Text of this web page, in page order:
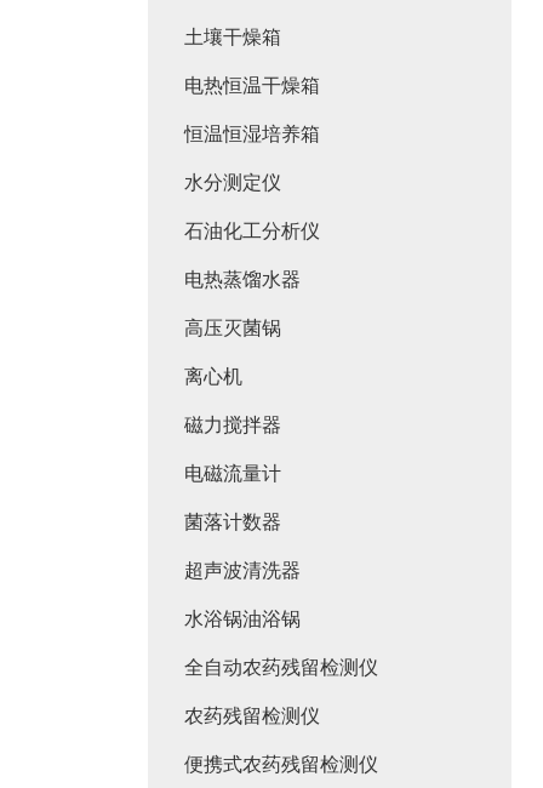
土壤干燥箱
电热恒温干燥箱
恒温恒湿培养箱
水分测定仪
石油化工分析仪
电热蒸馏水器
高压灭菌锅
离心机
磁力搅拌器
电磁流量计
菌落计数器
超声波清洗器
水浴锅油浴锅
全自动农药残留检测仪
农药残留检测仪
便携式农药残留检测仪